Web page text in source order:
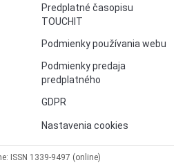
Predplatné časopisu
TOUCHIT
Podmienky používania webu
Podmienky predaja
predplatného
GDPR
Nastavenia cookies
ISSN 1339-9497 (online)